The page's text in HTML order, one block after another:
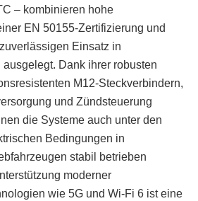
– kombinieren hohe
EN 50155-Zertifizierung und
Einsatz in
Dank ihrer robusten
M12-Steckverbindern,
und Zündsteuerung
die Systeme auch unter den
Bedingungen in
stabil betrieben
moderner
wie 5G und Wi-Fi 6 ist eine